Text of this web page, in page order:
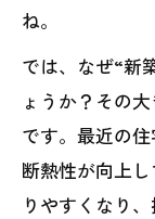
ね。
では、なぜ“新
ょうか？その
です。最近の
断熱性が向上
りやすくなり